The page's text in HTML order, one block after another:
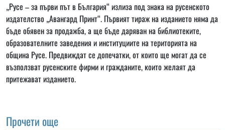
„Русе – за първи път в България“ излиза под знака на русенското
издателство „Авангард Принт“. Първият тираж на изданието няма да
бъде обявен за продажба, а ще бъде даряван на библиотеките,
образователните заведения и институциите на територията на
община Русе. Предвиждат се допечатки, от които ще могат да се
възползват русенските фирми и гражданите, които желаят да
притежават изданието.
Прочети още